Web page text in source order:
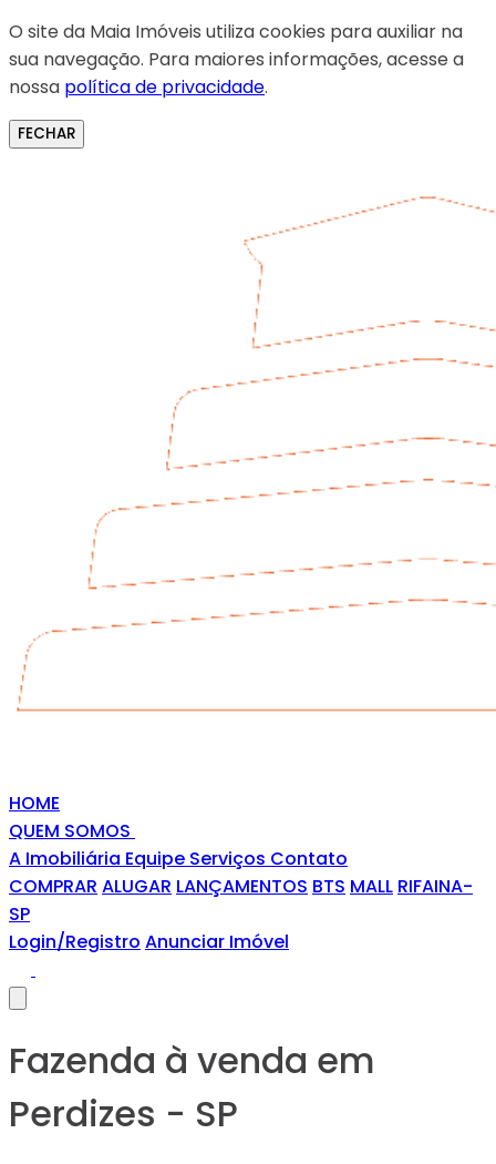
O site da Maia Imóveis utiliza cookies para auxiliar na
sua navegação. Para maiores informações, acesse a
nossa política de privacidade.
FECHAR
HOME
QUEM SOMOS
A Imobiliária Equipe Serviços Contato
COMPRAR ALUGAR LANÇAMENTOS BTS MALL RIFAINA-
SP
Login/Registro Anunciar Imóvel
Fazenda à venda em
Perdizes - SP